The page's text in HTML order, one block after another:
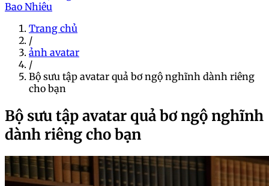
Bao Nhiêu
Trang chủ
/
ảnh avatar
/
Bộ sưu tập avatar quả bơ ngộ nghĩnh dành riêng
cho bạn
Bộ sưu tập avatar quả bơ ngộ nghĩnh
dành riêng cho bạn